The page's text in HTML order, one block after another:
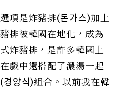
項是炸豬排(돈가스)加上
排被韓國在地化，成為
炸豬排，是許多韓國上
戲中還搭配了濃湯一起
양식)組合。以前我在韓